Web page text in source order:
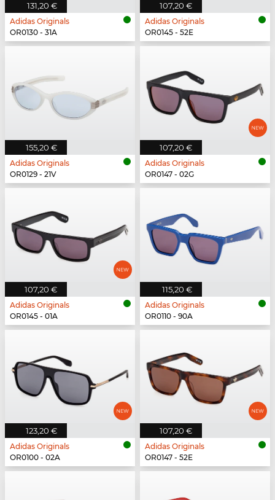
131,20 €
Adidas Originals
OR0130 - 31A
107,20 €
Adidas Originals
OR0145 - 52E
155,20 €
Adidas Originals
OR0129 - 21V
107,20 €
Adidas Originals
OR0147 - 02G
107,20 €
Adidas Originals
OR0145 - 01A
115,20 €
Adidas Originals
OR0110 - 90A
123,20 €
Adidas Originals
OR0100 - 02A
107,20 €
Adidas Originals
OR0147 - 52E